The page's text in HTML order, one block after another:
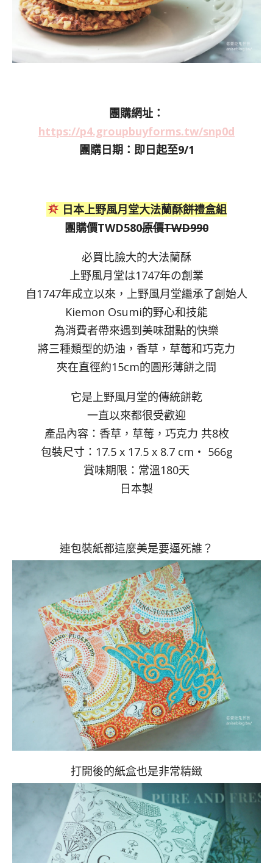
團購網址：
https://p4.groupbuyforms.tw/snp0d
團購日期：即日起至9/1
日本上野風月堂大法蘭酥餅禮盒組
團購價TWD580原價TWD990
必買比臉大的大法蘭酥
上野風月堂は1747年の創業
自1747年成立以來，上野風月堂繼承了創始人
Kiemon Osumi的野心和技能
為消費者帶來遇到美味甜點的快樂
將三種類型的奶油，香草，草莓和巧克力
夾在直徑約15cm的圓形薄餅之間
它是上野風月堂的傳統餅乾
一直以來都很受歡迎
產品內容：香草，草莓，巧克力 共8枚
包裝尺寸：17.5 x 17.5 x 8.7 cm・ 566g
賞味期限：常溫180天
日本製
連包裝紙都這麼美是要逼死誰？
打開後的紙盒也是非常精緻